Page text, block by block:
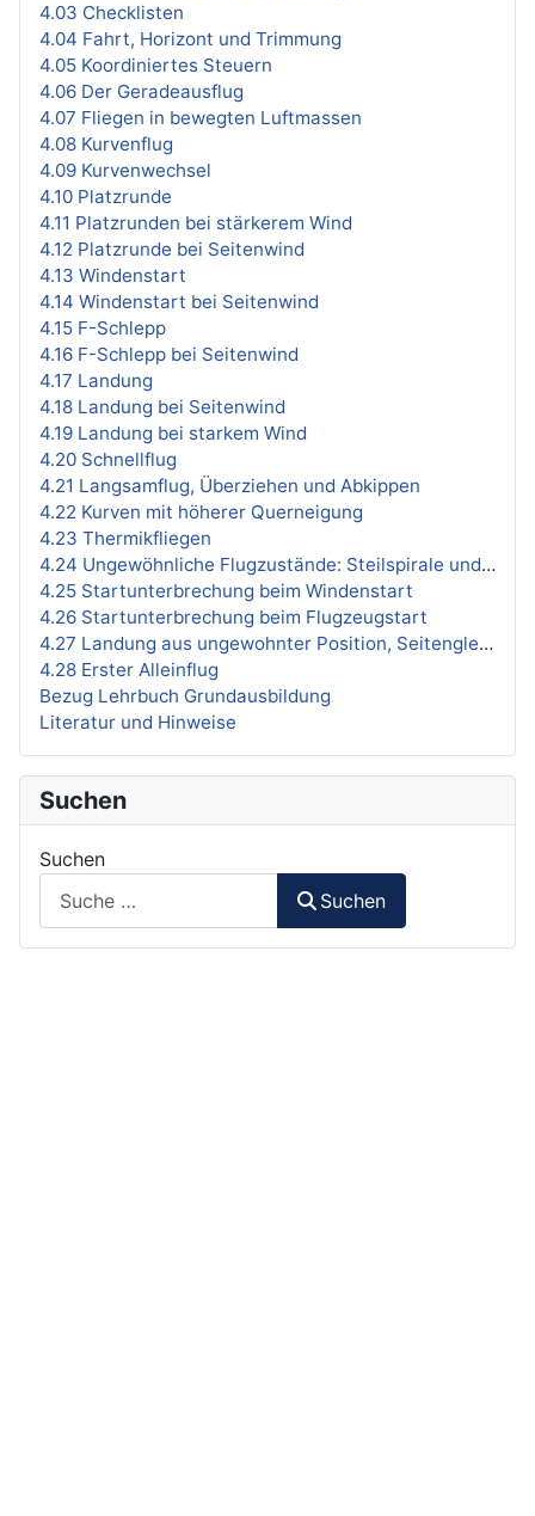
4.03 Checklisten
4.04 Fahrt, Horizont und Trimmung
4.05 Koordiniertes Steuern
4.06 Der Geradeausflug
4.07 Fliegen in bewegten Luftmassen
4.08 Kurvenflug
4.09 Kurvenwechsel
4.10 Platzrunde
4.11 Platzrunden bei stärkerem Wind
4.12 Platzrunde bei Seitenwind
4.13 Windenstart
4.14 Windenstart bei Seitenwind
4.15 F-Schlepp
4.16 F-Schlepp bei Seitenwind
4.17 Landung
4.18 Landung bei Seitenwind
4.19 Landung bei starkem Wind
4.20 Schnellflug
4.21 Langsamflug, Überziehen und Abkippen
4.22 Kurven mit höherer Querneigung
4.23 Thermikfliegen
4.24 Ungewöhnliche Flugzustände: Steilspirale und Trudeln
4.25 Startunterbrechung beim Windenstart
4.26 Startunterbrechung beim Flugzeugstart
4.27 Landung aus ungewohnter Position, Seitengleitflug
4.28 Erster Alleinflug
Bezug Lehrbuch Grundausbildung
Literatur und Hinweise
Suchen
Suchen
Suchen